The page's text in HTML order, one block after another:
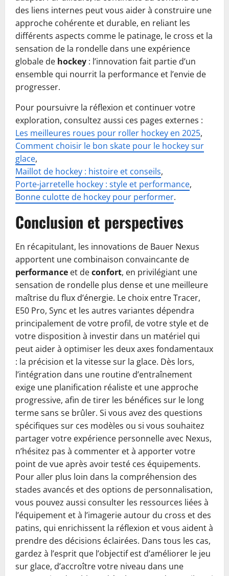
des liens internes peut vous aider à construire une
approche cohérente et durable, en reliant les
différents aspects comme le patinage, le cross et la
sensation de la rondelle dans une expérience
globale de hockey : l’innovation fait partie d’un
ensemble qui nourrit la performance et l’envie de
progresser.
Pour poursuivre la réflexion et continuer votre
exploration, consultez aussi ces pages externes :
Les meilleures roues pour roller hockey en 2025,
Comment choisir le bon skate pour le hockey sur
glace,
Maillot de hockey : histoire et conseils,
Porte-jarretelle hockey : style et performance,
Bonne culotte de hockey pour performer.
Conclusion et perspectives
En récapitulant, les innovations de Bauer Nexus
apportent une combinaison convaincante de
performance et deconfort, en privilégiant une
sensation de rondelle plus dense et une meilleure
maîtrise du flux d’énergie. Le choix entre Tracer,
E50 Pro, Sync et les autres variantes dépendra
principalement de votre profil, de votre style et de
votre disposition à investir dans un matériel qui
peut aider à optimiser les deux axes fondamentaux
: la précision et la vitesse sur la glace. Dès lors,
l’intégration dans une routine d’entraînement
exige une planification réaliste et une approche
progressive, afin de tirer les bénéfices sur le long
terme sans se brûler. Si vous avez des questions
spécifiques sur ces modèles ou si vous souhaitez
partager votre expérience personnelle avec Nexus,
n’hésitez pas à commenter et à apporter votre
point de vue après avoir testé ces équipements.
Pour aller plus loin dans la compréhension des
stades avancés et des options de personnalisation,
vous pouvez aussi consulter les ressources liées à
l’équipement et à l’imagerie autour du cross et des
patins, qui enrichissent la réflexion et vous aident à
prendre des décisions éclairées. Dans tous les cas,
gardez à l’esprit que l’objectif est d’améliorer le jeu
sur glace, d’accroître votre niveau dans une